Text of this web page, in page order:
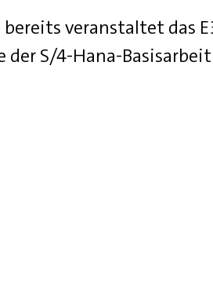
veranstaltet das
der S/4-Hana-